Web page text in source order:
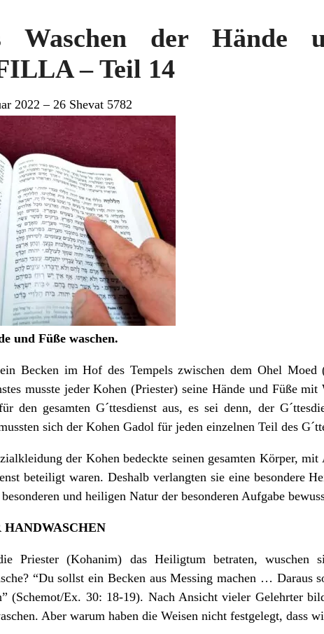
Waschen der Hände
– Teil 14
2022 – 26 Shevat 5782
und Füße waschen.
Becken im Hof des Tempels zwischen dem Ohel
musste jeder Kohen (Priester) seine Hände und Füße
den gesamten G´ttesdienst aus, es sei denn, der
sich der Kohen Gadol für jeden einzelnen Teil des
der Kohen bedeckte seinen gesamten Körper,
beteiligt waren. Deshalb verlangten sie eine besondere
und heiligen Natur der besonderen Aufgabe
HANDWASCHEN
Priester (Kohanim) das Heiligtum betraten, wuschen
“Du sollst ein Becken aus Messing machen … Daraus
(Schemot/Ex. 30: 18-19). Nach Ansicht vieler Gelehrter
Aber warum haben die Weisen nicht festgelegt, dass